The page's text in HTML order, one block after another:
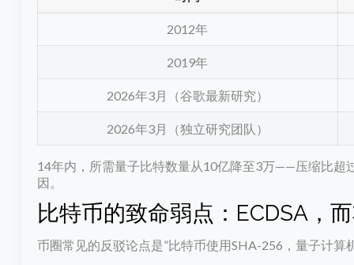
2012年
2019年
2026年3月（谷歌最新研究）
2026年3月（独立研究团队）
14年内，所需量子比特数量从10亿降至3万——压缩比超
因。
比特币的致命弱点：ECDSA，
币圈常见的反驳论点是”比特币使用SHA-256，量子计